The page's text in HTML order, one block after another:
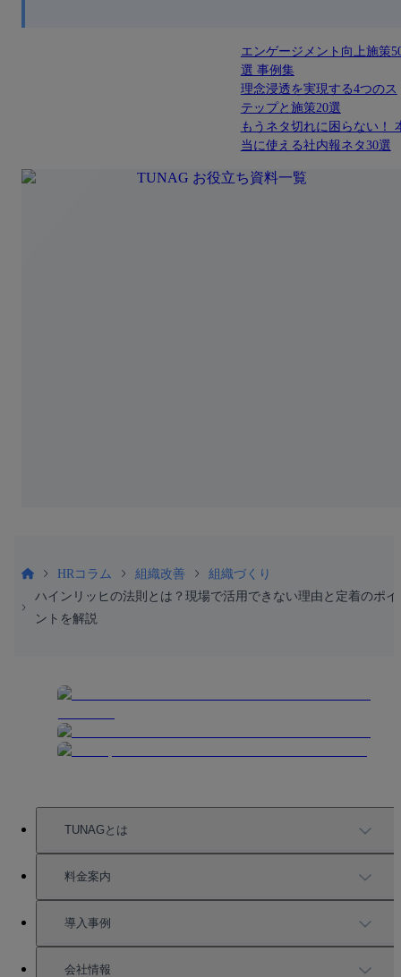
エンゲージメント向上施策
選 事例集
理念浸透を実現する4つのス
テップと施策20選
もうネタ切れに困らない！
当に使える社内報ネタ30選
HRコラム 組織改善
組織づくり
ハインリッヒの法則とは？現場で活用できない理由と定着のポイ
ントを解説
TUNAGとは
TUNAGの特徴
機能一覧
充実したサポート
料金案内
料金案内
導入事例
導入事例
会社情報